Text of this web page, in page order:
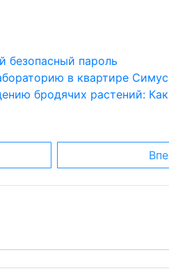
безопасный пароль
в квартире
бродячих растений: Как